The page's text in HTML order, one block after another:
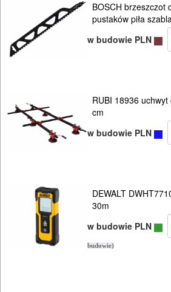
opalarek
zagłębiar..
Do
Do
pił
i
BOSCH brzeszczot
pustaków piła
w budowie PLN
RUBI 18936
cm
w budowie PLN
DEWALT
30m
w budowie PLN
budowie)